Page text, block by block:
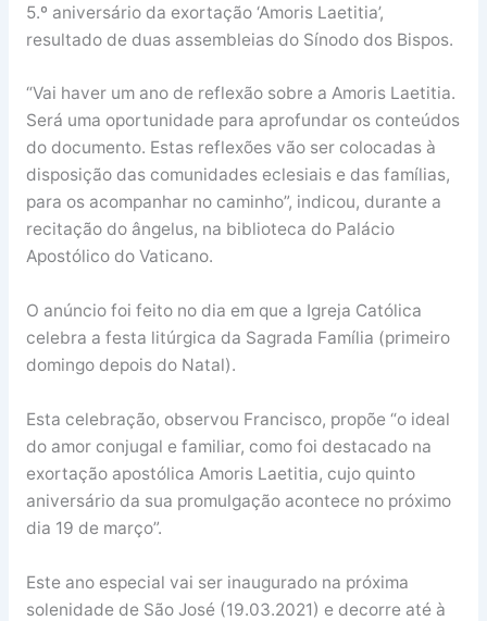
5.º aniversário da exortação ‘Amoris Laetitia’,
resultado de duas assembleias do Sínodo dos Bispos.
“Vai haver um ano de reflexão sobre a Amoris Laetitia.
Será uma oportunidade para aprofundar os conteúdos
do documento. Estas reflexões vão ser colocadas à
disposição das comunidades eclesiais e das famílias,
para os acompanhar no caminho”, indicou, durante a
recitação do ângelus, na biblioteca do Palácio
Apostólico do Vaticano.
O anúncio foi feito no dia em que a Igreja Católica
celebra a festa litúrgica da Sagrada Família (primeiro
domingo depois do Natal).
Esta celebração, observou Francisco, propõe “o ideal
do amor conjugal e familiar, como foi destacado na
exortação apostólica Amoris Laetitia, cujo quinto
aniversário da sua promulgação acontece no próximo
dia 19 de março”.
Este ano especial vai ser inaugurado na próxima
solenidade de São José (19.03.2021) e decorre até à